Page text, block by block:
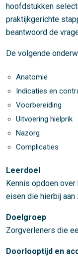
hoofdstukken
praktijkgerichte
beantwoord de
De volgende
Anatomie
Indicaties en
Voorbereiding
Uitvoering hielprik
Nazorg
Complicaties
Leerdoel
Kennis opdoen
eisen die hierbij
Doelgroep
Zorgverleners die
Doorlooptijd en